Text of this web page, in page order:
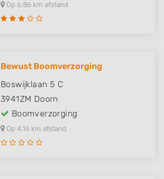
Op 6,86 km afstand
Bewust Boomverzorging
Boswijklaan 5 C
3941ZM Doorn
Boomverzorging
Op 4,16 km afstand